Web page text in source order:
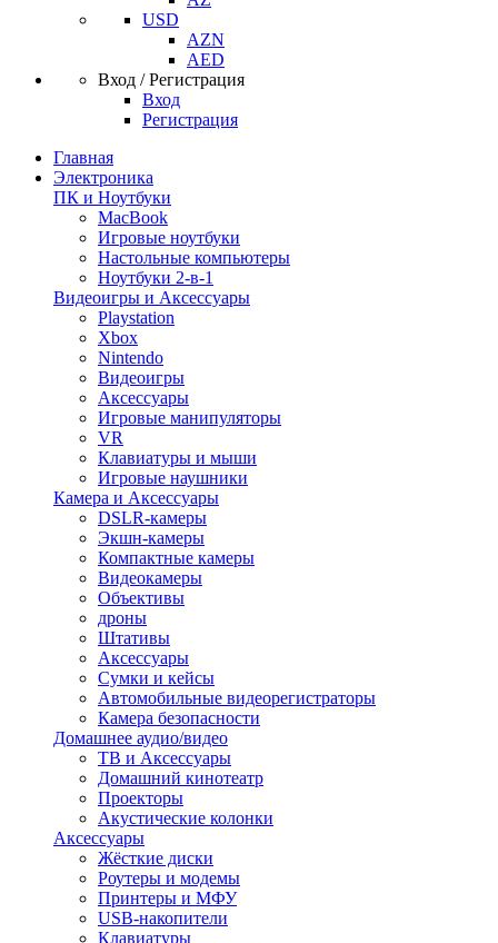
USD
AZN
AED
Вход / Регистрация
Вход
Регистрация
Главная
Электроника
ПК и Ноутбуки
MacBook
Игровые ноутбуки
Настольные компьютеры
Ноутбуки 2-в-1
Видеоигры и Аксессуары
Playstation
Xbox
Nintendo
Видеоигры
Аксессуары
Игровые манипуляторы
VR
Клавиатуры и мыши
Игровые наушники
Камера и Аксессуары
DSLR-камеры
Экшн-камеры
Компактные камеры
Видеокамеры
Объективы
дроны
Штативы
Аксессуары
Сумки и кейсы
Автомобильные видеорегистраторы
Камера безопасности
Домашнее аудио/видео
ТВ и Аксессуары
Домашний кинотеатр
Проекторы
Акустические колонки
Аксессуары
Жёсткие диски
Роутеры и модемы
Принтеры и МФУ
USB-накопители
Клавиатуры